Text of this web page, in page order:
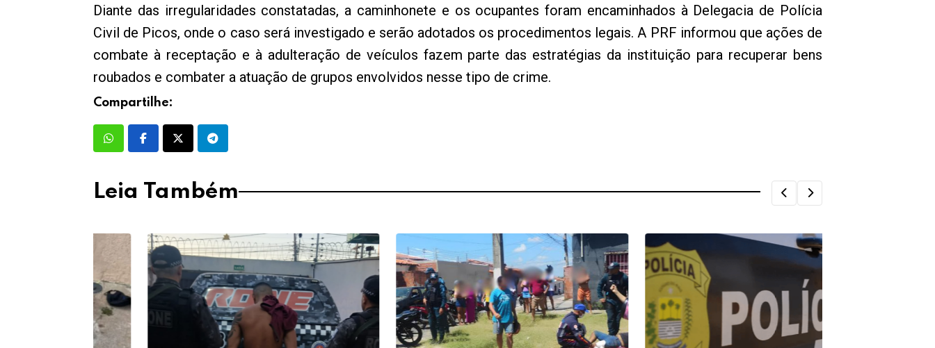
Diante das irregularidades constatadas, a caminhonete e os ocupantes foram encaminhados à Delegacia de Polícia
Civil de Picos, onde o caso será investigado e serão adotados os procedimentos legais. A PRF informou que ações de
combate à receptação e à adulteração de veículos fazem parte das estratégias da instituição para recuperar bens
roubados e combater a atuação de grupos envolvidos nesse tipo de crime.
Compartilhe:
Leia Também